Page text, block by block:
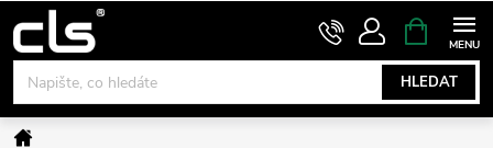
na
obsah
HLEDAT
NÁKUPNÍ
KOŠÍK
Domů